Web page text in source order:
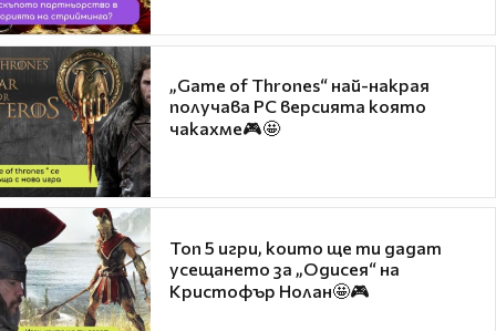
„Game of Thrones“ най-накрая
получава PC версията която
чакахме🎮🤩
Топ 5 игри, които ще ти дадат
усещането за „Одисея“ на
Кристофър Нолан🤩🎮